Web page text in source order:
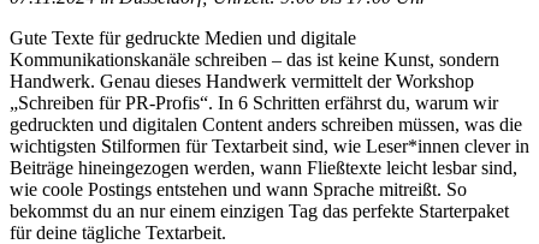
Gute Texte für gedruckte Medien und digitale
Kommunikationskanäle schreiben – das ist keine Kunst, sondern
Handwerk. Genau dieses Handwerk vermittelt der Workshop
„Schreiben für PR-Profis“. In 6 Schritten erfährst du, warum wir
gedruckten und digitalen Content anders schreiben müssen, was die
wichtigsten Stilformen für Textarbeit sind, wie Leser*innen clever in
Beiträge hineingezogen werden, wann Fließtexte leicht lesbar sind,
wie coole Postings entstehen und wann Sprache mitreißt. So
bekommst du an nur einem einzigen Tag das perfekte Starterpaket
für deine tägliche Textarbeit.